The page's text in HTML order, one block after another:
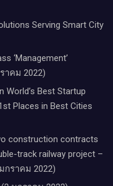
Serving Smart City
‘Management’
าคม 2022)
World’s Best Startup
Places in Best Cities
construction contracts
track railway project –
กราคม 2022)